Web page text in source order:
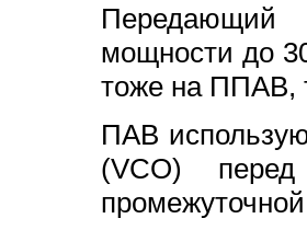
Передающий
мощности до
тоже на ППАВ,
ПАВ
(VCO)